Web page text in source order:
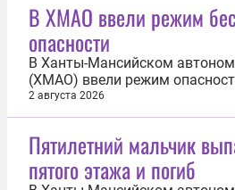
наглядно. На нидерландском
летом закрепились выше
В ХМАО ввели режим
опасности
В Ханты-Мансийском
(ХМАО) ввели режим
августа сообщил губернатор
Кухарук. «Ответственные
принимают все необходимые
обеспечению безопасности.
2 августа 2026
Пятилетний мальчик
пятого этажа и погиб